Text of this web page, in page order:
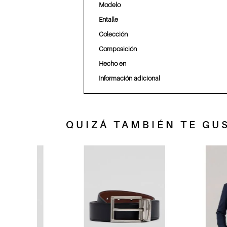
Modelo
Entalle
Colección
Composición
Hecho en
Información adicional
QUIZÁ TAMBIÉN TE